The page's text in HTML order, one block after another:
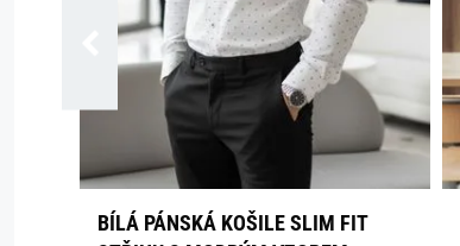
BÍLÁ PÁNSKÁ KOŠILE SLIM FIT